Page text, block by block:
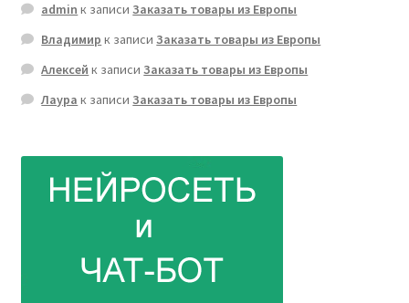
admin к записиЗаказать товары из Европы
Владимир к записиЗаказать товары из Европы
Алексей к записиЗаказать товары из Европы
Лаура к записиЗаказать товары из Европы